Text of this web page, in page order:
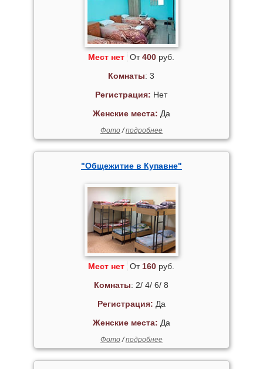
Мест нет От400 руб.
Комнаты: 3
Регистрация: Нет
Женские места: Да
Фото/подробнее
"Общежитие в Купавне"
Мест нет От 160 руб.
Комнаты: 2/ 4/ 6/ 8
Регистрация: Да
Женские места: Да
Фото/подробнее